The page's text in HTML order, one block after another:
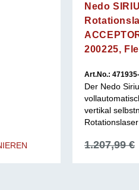
Nedo
200225,
Art.No.:
Der Nedo
vertikal
Rotationslaser
1.207,99€